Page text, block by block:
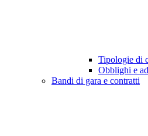
Tipologie di
Obblighi e
Bandi di gara e contratti